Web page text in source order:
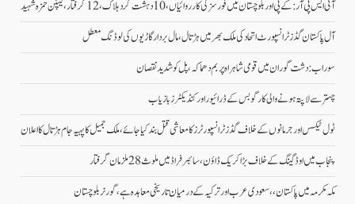
آئی ایس پی آر: کے پی اور بلوچستان میں فورسز کی کارروائیاں، 10 دہشت گرد ہلاک، 12 گرفتار، کیپٹن حمزہ شہید
آل پاکستان گڈز ٹرانسپورٹ اتحاد کی ملک بھر میں ہڑتال،مال بردار گاڑیوں کی لوڈنگ معطل
سوراب: دشت گوران میں قومی شاہراہ پر بم دھماکہ، پل کو شدید نقصان
چہتر سے لاپتہ ہونے والی کارگو بس کے ڈرائیور اور کنڈیکٹرز بازیاب
ٹول ٹیکس اور جرمانوں کے خلاف گڈز ٹرانسپورٹرز کا معاشی قتل بند کیا جائے، ملک جمیل کا پہیہ جام ہڑتال کا اعلان
پنجاب میں اوڈ گینگ کے خلاف بڑا کریک ڈاؤن، سائبر فراڈ میں ملوث 28 ملزمان گرفتار
مکہ مکرمہ میں پاکستان،، سعودی عرب اور ترکیہ کے درمیان تاریخی معاہدہ ہے، گورنر بلوچستان